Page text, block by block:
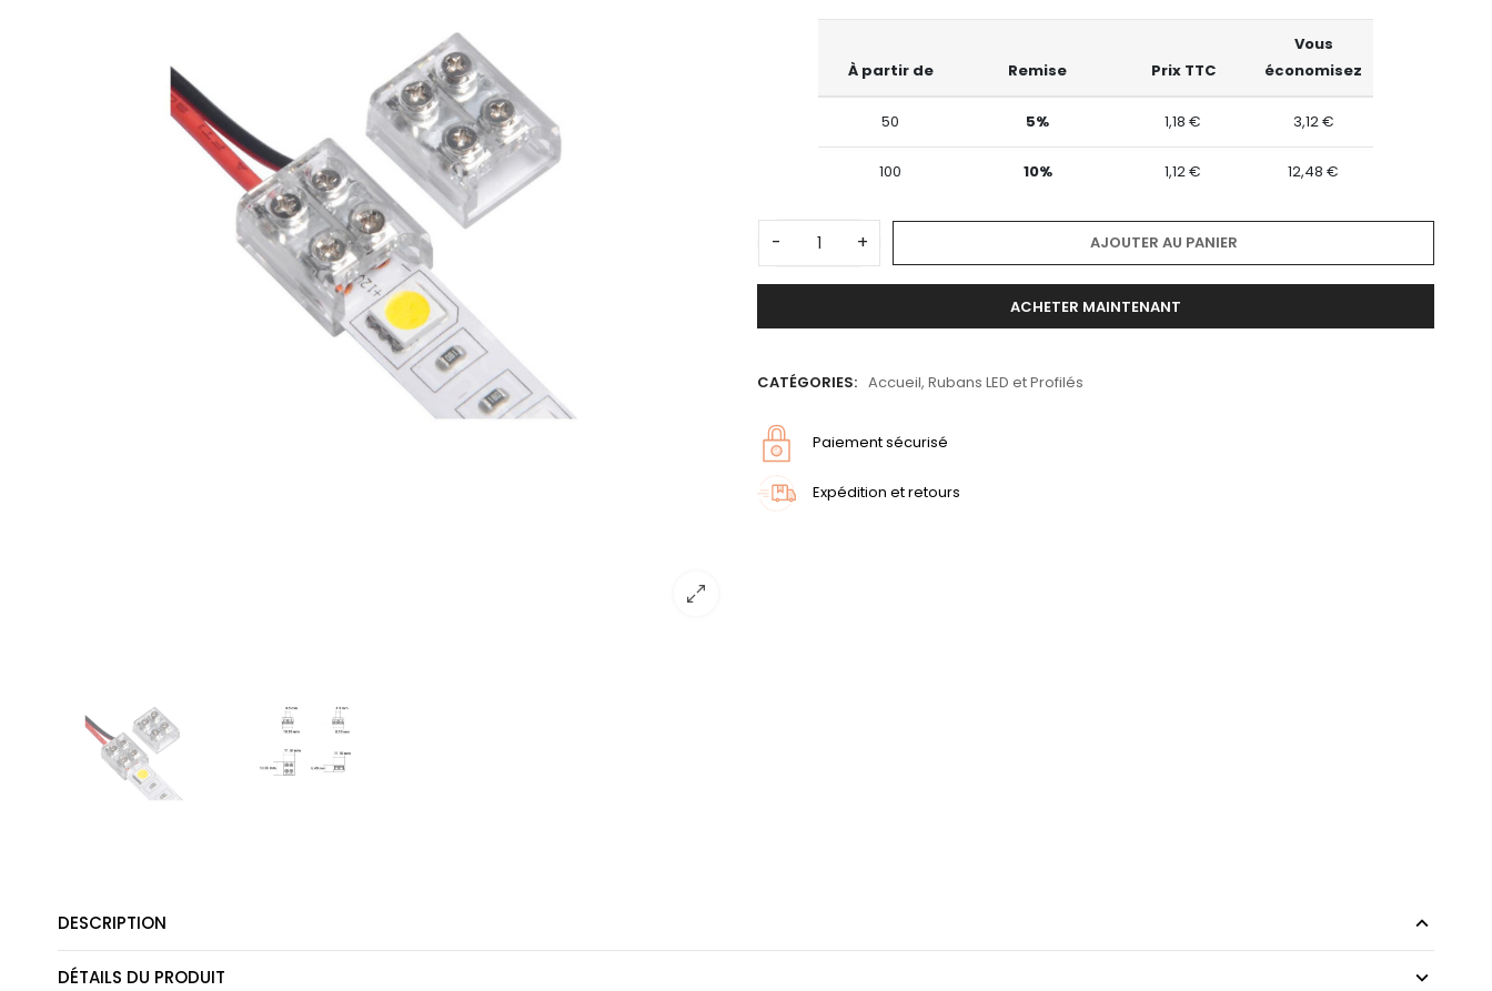
À partir de Remise Prix TTC
Vous
économisez
50 5% 1,18 € 3,12 €
100 10% 1,12 € 12,48 €
- + AJOUTER AU PANIER
ACHETER MAINTENANT
CATÉGORIES: Accueil, Rubans LED et Profilés
Paiement sécurisé
Expédition et retours
DESCRIPTION
DÉTAILS DU PRODUIT